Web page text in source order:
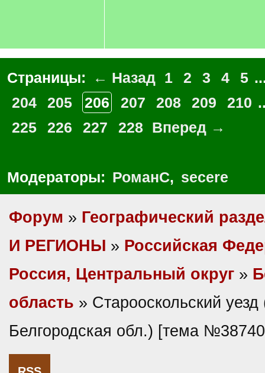
Страницы: ← Назад 1 2 3 4 5
204
205 206 207 208 209 210
225
226 227 228 Вперед →
Модераторы: РоманС, secere
Форум » Географический
И РЕГИОНЫ » Российская
Россия, Центральный округ »
область » Старооскольский уезд
Белгородская обл.) [тема